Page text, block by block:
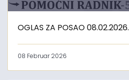
OGLAS ZA POSAO 08.02.2026.
08 Februar 2026